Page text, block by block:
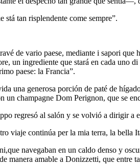
tan risplendente come sempre”.
de vario paese, mediante i sapori
un ingrediente que stará en cada uno
paese: la Francia”.
una generosa porción de paté de
champagne Dom Perignon, que se
regresó al salón y se volvió a dirigir a
viaje continúa per la mia terra, la bella
navegaban en un caldo denso y
amable a Donizzetti, que